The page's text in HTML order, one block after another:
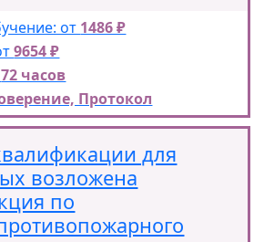
от 1486 ₽
9654 ₽
72 часов
Протокол
для
возложена
по